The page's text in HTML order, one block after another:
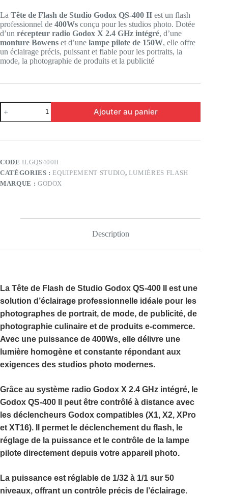
La Tête de Flash de Studio Godox QS-400 II est un flash
professionnel de 400Ws conçu pour les studios photo. Dotée
d’un récepteur radio Godox X 2.4 GHz intégré, d’une
monture Bowens et d’une lampe pilote de 150W, elle offre
un éclairage précis, puissant et fiable pour les portraits, la
mode, la photographie de produits et la publicité
quantité
de
Tête
flash
GODOX
QS-
400
Ajouter au panier
CODE ILGQS400II
CATÉGORIES :EQUIPEMENT STUDIO, LUMIÈRES FLASH
MARQUE : GODOX
Description
La Tête de Flash de Studio Godox QS-400 II
est une
solution d’éclairage professionnelle idéale pour les
photographes de portrait, de mode, de publicité, de
photographie culinaire et de produits e-commerce.
Avec une puissance de 400Ws, elle délivre une
lumière homogène et constante répondant aux
exigences des studios photo modernes.
Grâce au système radio Godox X 2.4 GHz intégré, le
Godox QS-400 II
peut être contrôlé à distance avec
les déclencheurs Godox compatibles (X1, X2, XPro
et XT16). Il permet le déclenchement du flash, le
réglage de la puissance et le contrôle de la lampe
pilote directement depuis votre appareil photo.
La puissance est réglable de 1/32 à 1/1 sur 50
niveaux, offrant un contrôle précis de l’éclairage.